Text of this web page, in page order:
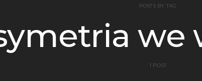
POSTS BY TAG
we
1 POST